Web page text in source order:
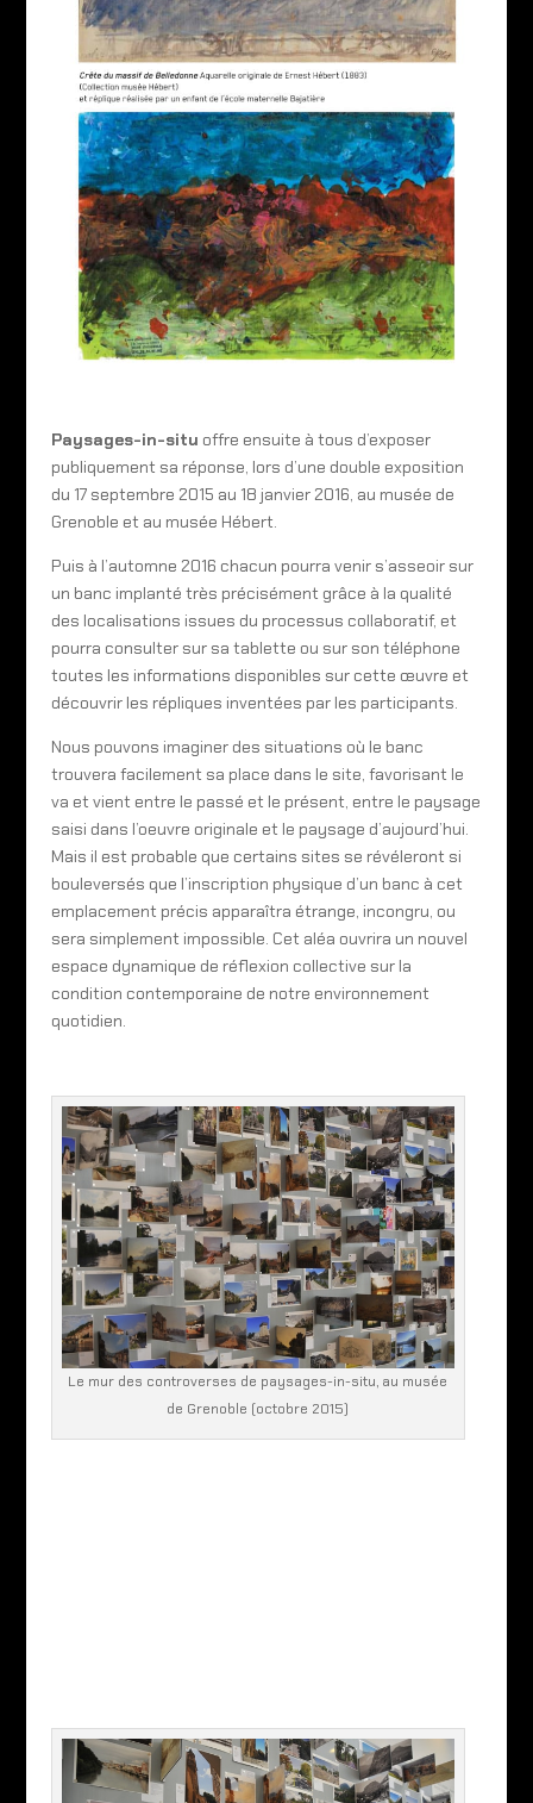
Paysages-in-situ offre ensuite à tous d’exposer
publiquement sa réponse, lors d’une double exposition
du 17 septembre 2015 au 18 janvier 2016, au musée de
Grenoble et au musée Hébert.
Puis à l’automne 2016 chacun pourra venir s’asseoir sur
un banc implanté très précisément grâce à la qualité
des localisations issues du processus collaboratif, et
pourra consulter sur sa tablette ou sur son téléphone
toutes les informations disponibles sur cette œuvre et
découvrir les répliques inventées par les participants.
Nous pouvons imaginer des situations où le banc
trouvera facilement sa place dans le site, favorisant le
va et vient entre le passé et le présent, entre le paysage
saisi dans l’oeuvre originale et le paysage d’aujourd’hui.
Mais il est probable que certains sites se révéleront si
bouleversés que l’inscription physique d’un banc à cet
emplacement précis apparaîtra étrange, incongru, ou
sera simplement impossible. Cet aléa ouvrira un nouvel
espace dynamique de réflexion collective sur la
condition contemporaine de notre environnement
quotidien.
Le mur des controverses de paysages-in-situ, au musée
de Grenoble (octobre 2015)